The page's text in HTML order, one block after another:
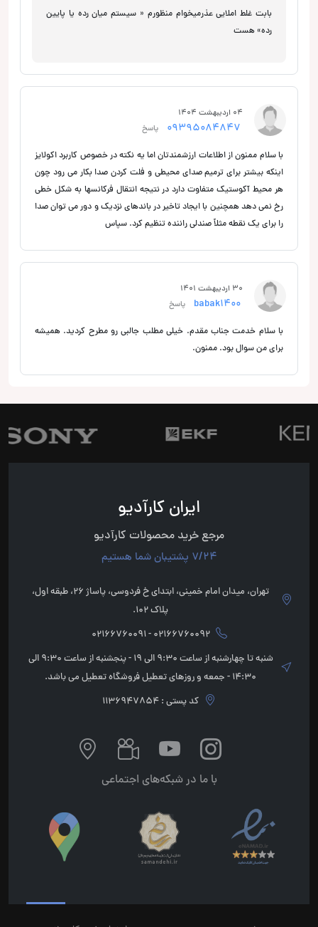
بابت غلط املایی عذرمیخوام منظورم « سیستم میان رده یا پایین
رده» هست
04 اردیبهشت 1404
پاسخ
با سلام ممنون از اطلاعات ارزشمند‌تان اما یه نکته در خصوص کاربرد اکولایز
اینکه بیشتر برای ترمیم صدای محیطی و فلت کردن صدا بکار می رود چون
هر محیط آکوستیک متفاوت دارد در نتیجه انتقال فرکانسها به شکل خطی
رخ نمی دهد همچنین با ایجاد تاخیر در باندهای نزدیک و دور می توان صدا
را برای یک نقطه مثلاً صندلی راننده تنظیم کرد. سپاس
30 اردیبهشت 1401
پاسخ
با سلام خدمت جناب مقدم. خیلی مطلب جالبی رو مطرح کردید. همیشه
برای من سوال بود. ممنون.
ایران کارآدیو
مرجع خرید محصولات کارآدیو
7/24 پشتیبان شما هستیم
تهران، میدان امام خمینی، ابتدای خ فردوسی، پاساژ 26، طبقه اول،
پلاک 102.
02166760092 - 02166760091
شنبه تا چهارشنبه از ساعت 9:30 الی 19 - پنجشنبه از ساعت 9:30 الی
14:30 - جمعه و روزهای تعطیل فروشگاه تعطیل می باشد.
کد پستی : 1136947854
با ما در شبکه‌های اجتماعی